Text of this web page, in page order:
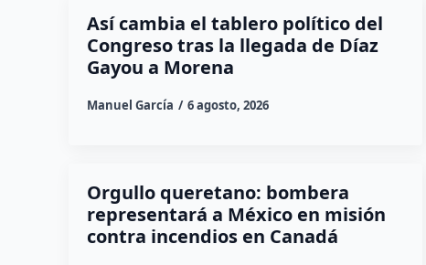
Así cambia el tablero político del
Congreso tras la llegada de Díaz
Gayou a Morena
Manuel García 6 agosto, 2026
Orgullo queretano: bombera
representará a México en misión
contra incendios en Canadá